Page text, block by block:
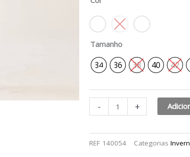
Tamanho
34 36 38 40 42
- +
REF 140054 Categorias